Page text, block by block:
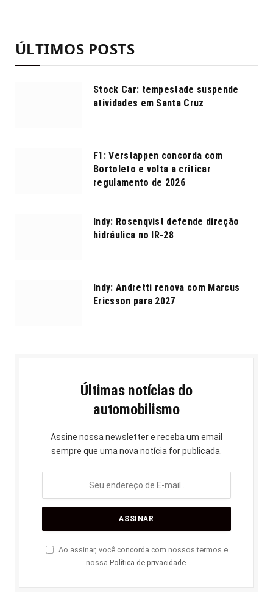
ÚLTIMOS POSTS
Stock Car: tempestade suspende
atividades em Santa Cruz
F1: Verstappen concorda com
Bortoleto e volta a criticar
regulamento de 2026
Indy: Rosenqvist defende direção
hidráulica no IR-28
Indy: Andretti renova com Marcus
Ericsson para 2027
Últimas notícias do
automobilismo
Assine nossa newsletter e receba um email
sempre que uma nova notícia for publicada.
Ao assinar, você concorda com nossos termos e
nossa Política de privacidade.